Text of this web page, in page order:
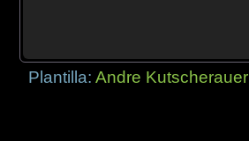
Plantilla:Andre Kutscherauer